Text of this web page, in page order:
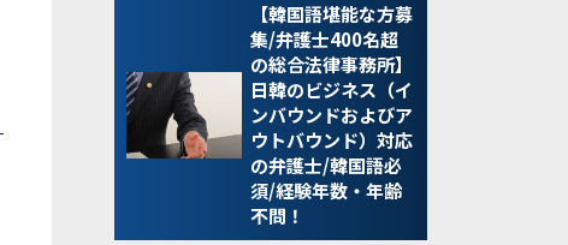
【韓国語堪能な方募
集/弁護士400名超
の総合法律事務所】
日韓のビジネス（イ
ンバウンドおよびア
ウトバウンド）対応
の弁護士/韓国語必
須/経験年数・年齢
不問！